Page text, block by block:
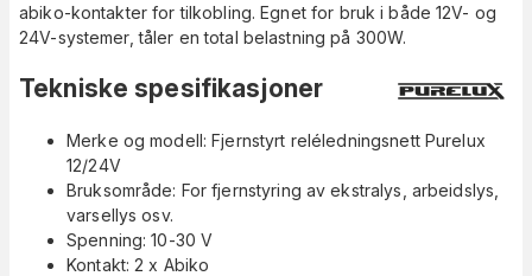
abiko-kontakter for tilkobling. Egnet for bruk i både 12V- og
24V-systemer, tåler en total belastning på 300W.
Tekniske spesifikasjoner
Merke og modell: Fjernstyrt reléledningsnett Purelux
12/24V
Bruksområde: For fjernstyring av ekstralys, arbeidslys,
varsellys osv.
Spenning: 10-30 V
Kontakt: 2 x Abiko